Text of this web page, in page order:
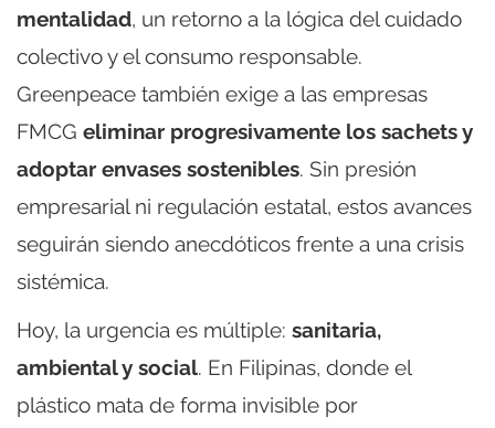
mentalidad, un retorno a la lógica del cuidado
colectivo y el consumo responsable.
Greenpeace también exige a las empresas
FMCG eliminar progresivamente los sachets y
adoptar envases sostenibles. Sin presión
empresarial ni regulación estatal, estos avances
seguirán siendo anecdóticos frente a una crisis
sistémica.
Hoy, la urgencia es múltiple: sanitaria,
ambiental y social. En Filipinas, donde el
plástico mata de forma invisible por